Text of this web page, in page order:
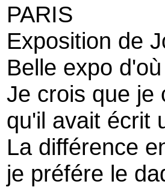
PARIS
Exposition de
Belle expo
Je crois que je
qu'il avait écrit
La différence
je préfére le